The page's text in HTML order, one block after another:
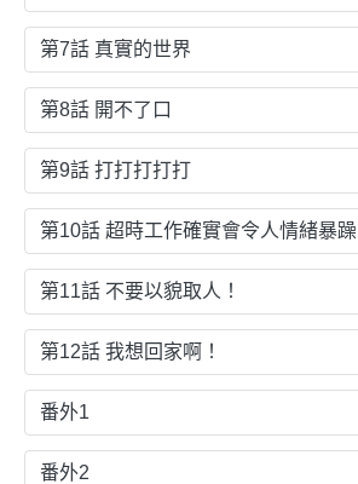
第7話 真實的世界
第8話 開不了口
第9話 打打打打打
第10話 超時工作確實會令人情緒暴躁
第11話 不要以貌取人！
第12話 我想回家啊！
番外1
番外2